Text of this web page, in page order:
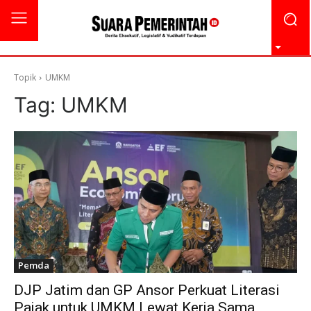
Topik UMKM
Tag: UMKM
Pemda
DJP Jatim dan GP Ansor Perkuat Literasi
Pajak untuk UMKM Lewat Kerja Sama